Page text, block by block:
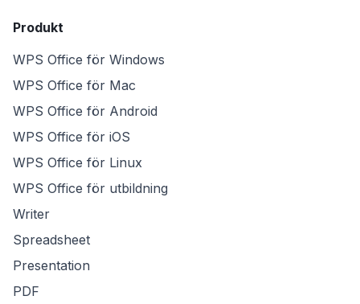
Produkt
WPS Office för Windows
WPS Office för Mac
WPS Office för Android
WPS Office för iOS
WPS Office för Linux
WPS Office för utbildning
Writer
Spreadsheet
Presentation
PDF